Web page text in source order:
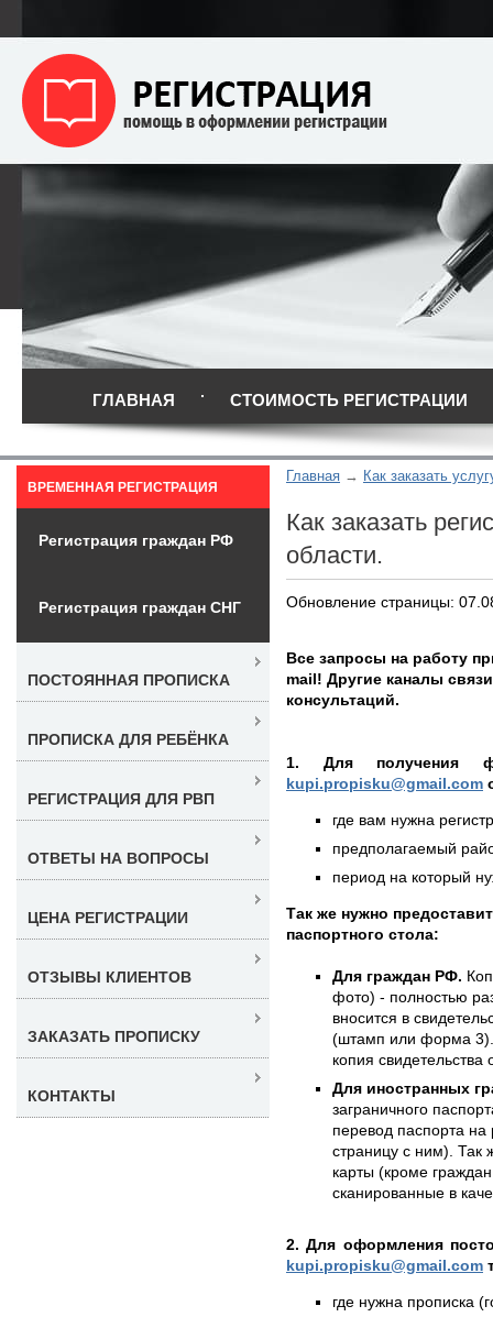
ГЛАВНАЯ СТОИМОСТЬ РЕГИСТРАЦИИ
Главная Как заказать
Как заказать
области.
Обновление страницы:
Все запросы на работу
mail! Другие каналы
консультаций.
1. Для получения
kupi.propisku@gmail.com
где вам нужна
предполагаемый
период на который
Так же нужно
паспортного стола:
Для граждан РФ.
фото) - полностью
вносится в
(штамп или форма
копия
Для иностранных
заграничного
перевод паспорта на
страницу с ним). Так
карты (кроме
сканированные в
2. Для оформления
kupi.propisku@gmail.com
где нужна прописка
ВРЕМЕННАЯ РЕГИСТРАЦИЯ
Регистрация граждан РФ
Регистрация граждан СНГ
ПОСТОЯННАЯ ПРОПИСКА
ПРОПИСКА ДЛЯ РЕБЁНКА
РЕГИСТРАЦИЯ ДЛЯ РВП
ОТВЕТЫ НА ВОПРОСЫ
ЦЕНА РЕГИСТРАЦИИ
ОТЗЫВЫ КЛИЕНТОВ
ЗАКАЗАТЬ ПРОПИСКУ
КОНТАКТЫ